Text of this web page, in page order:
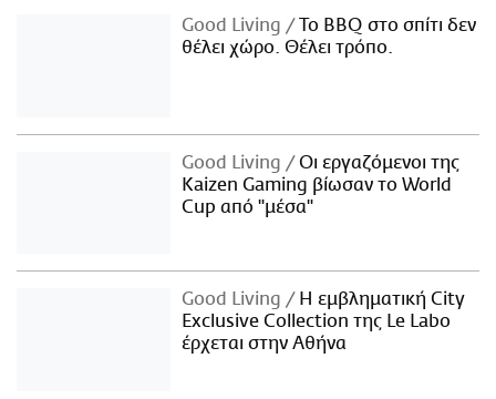
Good Living
Το BBQ στο σπίτι δεν
θέλει χώρο. Θέλει τρόπο.
Good Living
Οι εργαζόμενοι της
Kaizen Gaming βίωσαν το World
Cup από "μέσα"
Good Living
Η εμβληματική City
Exclusive Collection της Le Labo
έρχεται στην Αθήνα